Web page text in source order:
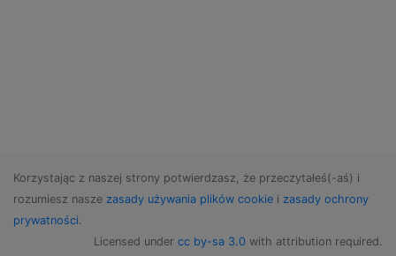
_unknown
_update_sharing
_uucp
Korzystając z naszej strony potwierdzasz, że przeczytałeś(-aś) i
rozumiesz nasze zasady używania plików cookie i zasady ochrony
prywatności.
Licensed under cc by-sa 3.0 with attribution required.